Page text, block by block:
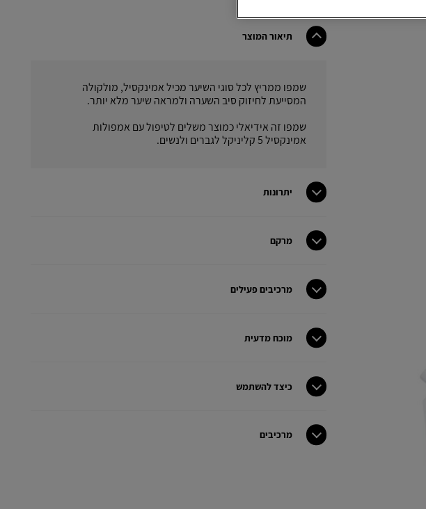
תיאור המוצר
שמפו ממריץ לכל סוגי השיער מכיל אמינקסיל, מולקולה
המסייעת לחיזוק סיב השערה ולמראה שיער מלא יותר.
שמפו זה אידיאלי כמוצר משלים לטיפול עם אמפולות
אמינקסיל 5 קליניקל לגברים ולנשים.
יתרונות
מרקם
מרכיבים פעילים
מוכח מדעית
כיצד להשתמש
מרכיבים